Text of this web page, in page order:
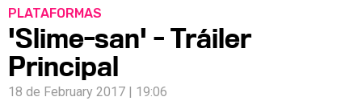
PLATAFORMAS
'Slime-san' - Tráiler
Principal
18 de February 2017 | 19:06